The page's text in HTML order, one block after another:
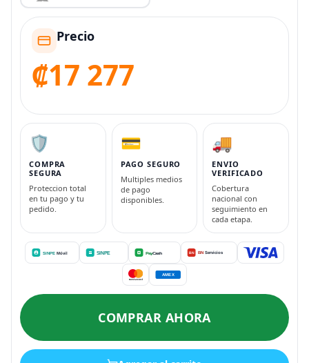
Precio
₡17 277
🛡️
COMPRA
SEGURA
Proteccion total
en tu pago y tu
pedido.
💳
PAGO SEGURO
Multiples medios
de pago
disponibles.
🚚
ENVIO
VERIFICADO
Cobertura
nacional con
seguimiento en
cada etapa.
COMPRAR AHORA